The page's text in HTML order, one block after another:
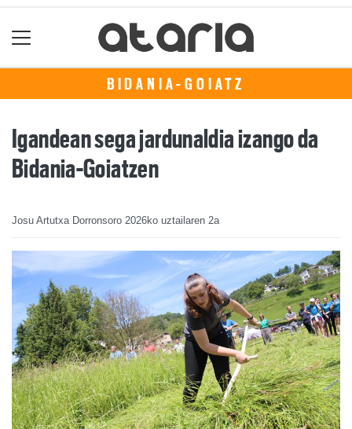
BIDANIA-GOIATZ
Igandean sega jardunaldia izango da
Bidania-Goiatzen
Josu Artutxa Dorronsoro 2026ko uztailaren 2a